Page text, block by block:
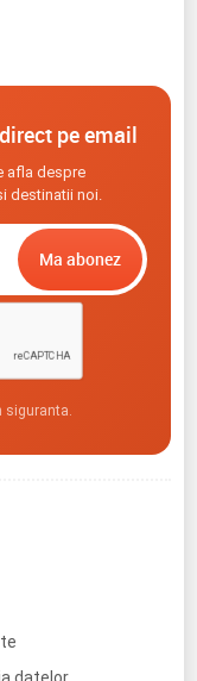
pe email
afla despre
destinatii noi.
siguranta.